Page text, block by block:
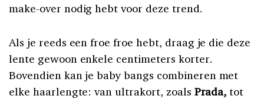
make-over nodig hebt voor deze trend.
Als je reeds een froe froe hebt, draag je die deze
lente gewoon enkele centimeters korter.
Bovendien kan je baby bangs combineren met
elke haarlengte: van ultrakort, zoals Prada, tot